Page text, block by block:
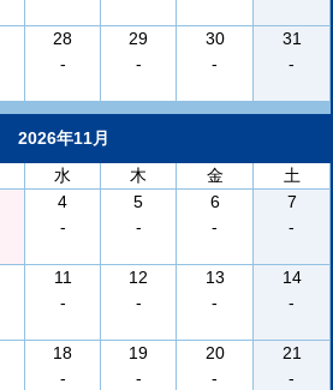
28
-
29
-
30
-
31
-
2026年11月
水 木 金
土
4
-
5
-
6
-
7
-
11
-
12
-
13
-
14
-
18
-
19
-
20
-
21
-